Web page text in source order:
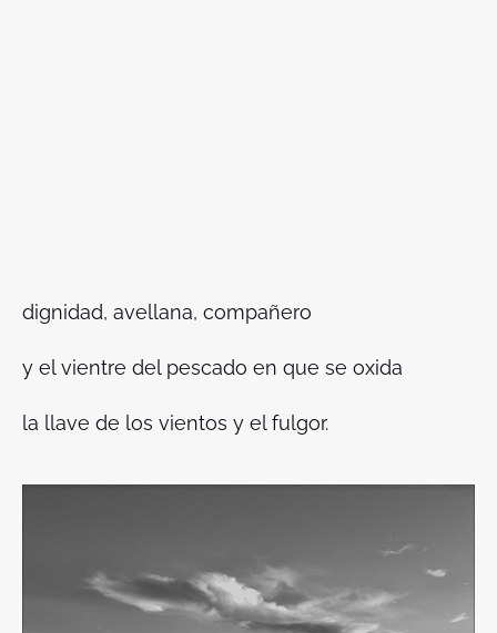
dignidad, avellana, compañero
y el vientre del pescado en que se oxida
la llave de los vientos y el fulgor.